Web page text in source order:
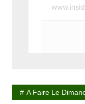
A Faire Le